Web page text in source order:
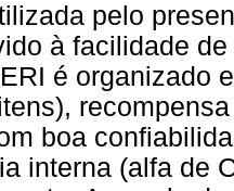
pelo
à facilidade
é organizado
boa
interna (alfa de